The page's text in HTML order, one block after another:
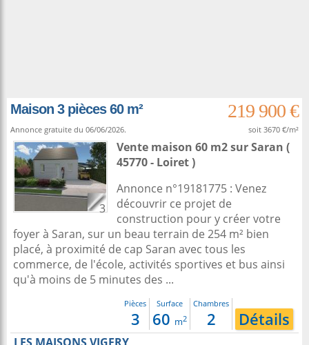
Maison 3 pièces 60 m² 219 900 €
Annonce gratuite du 06/06/2026. soit 3670 €/m²
3
Vente maison 60 m2surSaran (
45770 - Loiret )
Annonce n°19181775 : Venez
découvrir ce projet de
construction pour y créer votre
foyer à Saran, sur un beau terrain de 254 m² bien
placé, à proximité de cap Saran avec tous les
commerce, de l'école, activités sportives et bus ainsi
qu'à moins de 5 minutes des ...
Pièces
3
Surface
60 m2
Chambres
2 Détails